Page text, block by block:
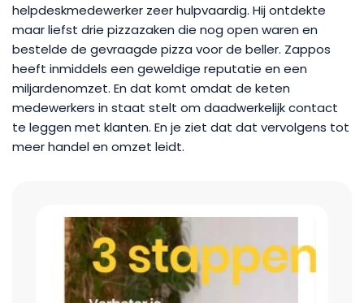
helpdeskmedewerker zeer hulpvaardig. Hij ontdekte
maar liefst drie pizzazaken die nog open waren en
bestelde de gevraagde pizza voor de beller. Zappos
heeft inmiddels een geweldige reputatie en een
miljardenomzet. En dat komt omdat de keten
medewerkers in staat stelt om daadwerkelijk contact
te leggen met klanten. En je ziet dat dat vervolgens tot
meer handel en omzet leidt.